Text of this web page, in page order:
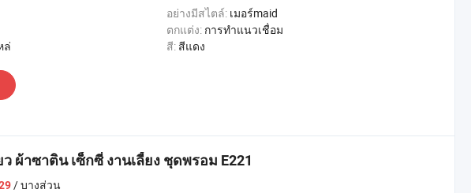
อย่างมีสไตล์: เมอร์maid
ตกแต่ง: การทำแนวเชื่อม
ล่ สี: สีแดง
ผ้าซาติน เซ็กซี่ งานเลี้ยง ชุดพรอม E221
/ บางส่วน